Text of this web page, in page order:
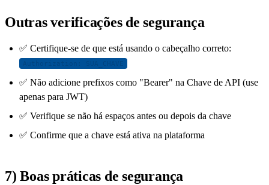
Outras verificações de segurança
✅ Certifique-se de que está usando o cabeçalho correto:
✅ Não adicione prefixos como "Bearer" na Chave de API (use
apenas para JWT)
✅ Verifique se não há espaços antes ou depois da chave
✅ Confirme que a chave está ativa na plataforma
7) Boas práticas de segurança